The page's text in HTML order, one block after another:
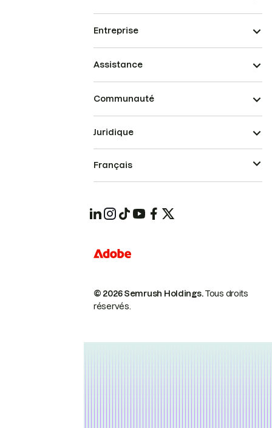
Entreprise
Assistance
Communauté
© 2026 Semrush Holdings.Tous droits
réservés.
Juridique
Français